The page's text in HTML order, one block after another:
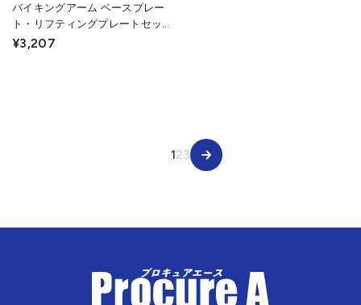
バイキングアーム ベースプレー
ト・リフティングプレートセット
(3mm厚) VA0022 1S ▼632-
¥3,207
123